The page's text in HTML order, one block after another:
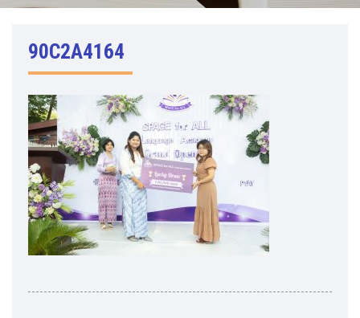
90C2A4164